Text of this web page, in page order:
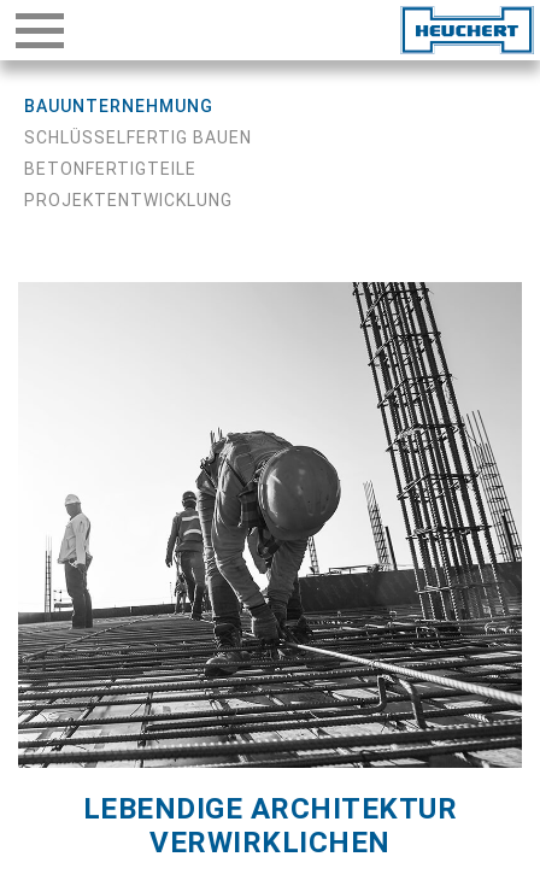
BAUUNTERNEHMUNG
SCHLÜSSELFERTIG BAUEN
BETONFERTIGTEILE
PROJEKTENTWICKLUNG
LEBENDIGE ARCHITEKTUR
VERWIRKLICHEN